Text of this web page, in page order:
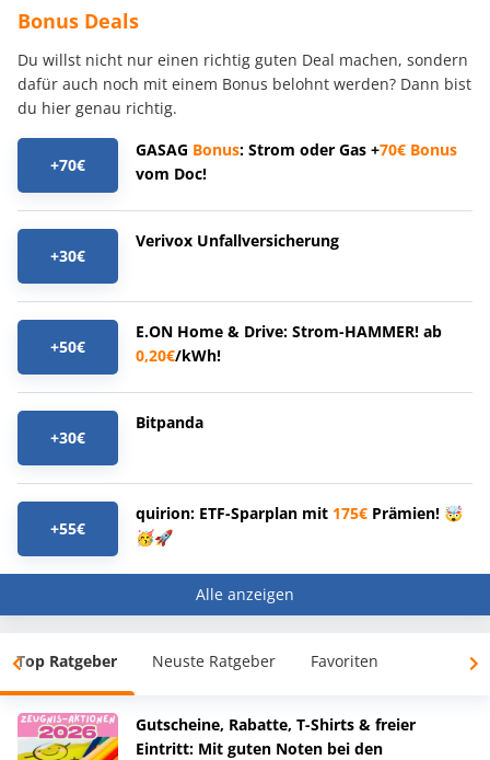
Bonus Deals
Du willst nicht nur einen richtig guten Deal machen, sondern
dafür auch noch mit einem Bonus belohnt werden? Dann bist
du hier genau richtig.
+70€
GASAG Bonus: Strom oder Gas +70€ Bonus
vom Doc!
+30€
Verivox Unfallversicherung
+50€
E.ON Home & Drive: Strom-HAMMER! ab
0,20€/kWh!
+30€
Bitpanda
+55€
quirion: ETF-Sparplan mit 175€ Prämien! 🤯
🥳🚀
Alle anzeigen
Top Ratgeber Neuste Ratgeber Favoriten
Gutscheine, Rabatte, T-Shirts & freier
Eintritt: Mit guten Noten bei den